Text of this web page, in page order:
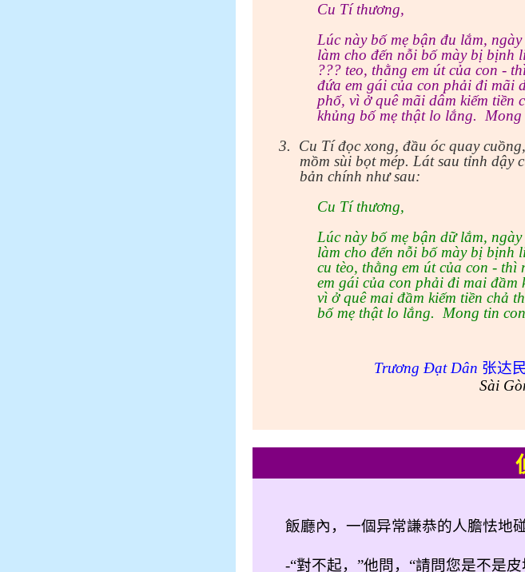
Cu Tí thương,
Lúc này bố mẹ bận đu lắm,
làm cho đến nỗi bố mày bị bịnh
??? teo, thằng em út của con -
đứa em gái của con phải đi mãi
phố, vì ở quê mãi dâm kiếm tiền
khủng bố mẹ thật lo lắng.
3.
Cu Tí đọc xong, đầu óc quay
mồm sùi bọt mép. Lát sau tỉnh dậy
bản chính như sau:
Cu Tí thương,
Lúc này bố mẹ bận dữ lắm,
làm cho đến nỗi bố mày bị bịnh
cu tèo, thằng em út của con -
em gái của con phải đi mai đầm
vì ở quê mai đầm kiếm tiền chả
bố mẹ thật lo lắng.
Mong tin
Trương Đạt Dân 张达民
Sài
飯廳內，一個异常謙恭的人膽怯地
-“對不起，”他問， “請問您是不是